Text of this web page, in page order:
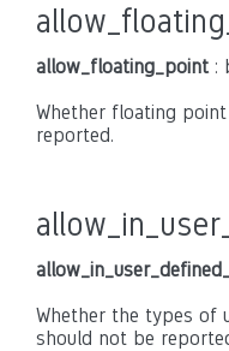
allow_floating_point:
Whether floating
reported.
Whether the types of
should not be